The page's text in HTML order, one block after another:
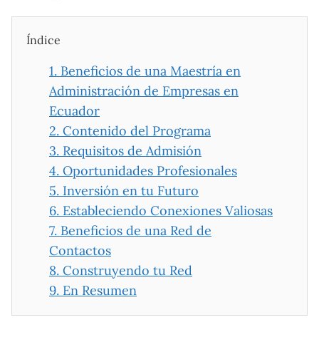
Índice
1. Beneficios de una Maestría en
Administración de Empresas en
Ecuador
2. Contenido del Programa
3. Requisitos de Admisión
4. Oportunidades Profesionales
5. Inversión en tu Futuro
6. Estableciendo Conexiones Valiosas
7. Beneficios de una Red de
Contactos
8. Construyendo tu Red
9. En Resumen